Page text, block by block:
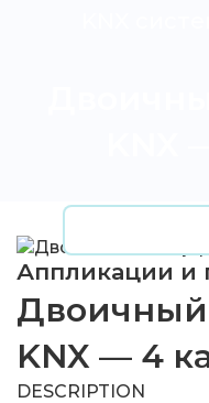
Аппликации и
KNX — 4
DESCRIPTION